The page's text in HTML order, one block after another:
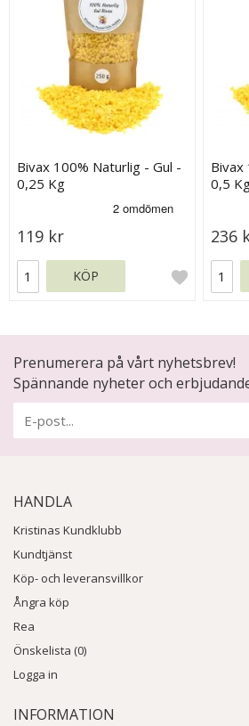
Bivax 100% Naturlig - Gul -
0,25 Kg
119 kr
KÖP
Bivax
0,5
236
Prenumerera på vårt nyhetsbrev!
Spännande nyheter och
HANDLA
Kristinas Kundklubb
Kundtjänst
Köp- och leveransvillkor
Ångra köp
Rea
Önskelista (0)
Logga in
INFORMATION